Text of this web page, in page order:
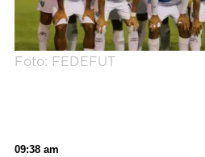
Foto: FEDEFUT
09:38 am